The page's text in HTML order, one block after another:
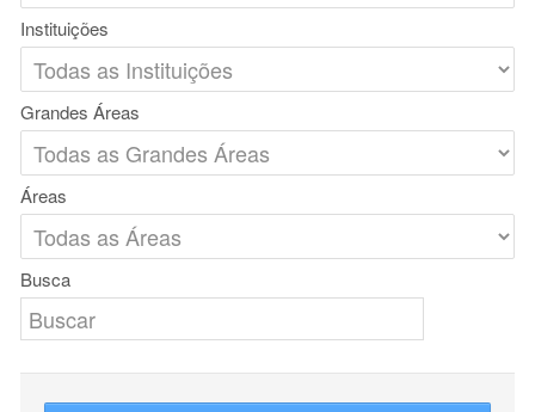
Instituições
Grandes Áreas
Áreas
Busca